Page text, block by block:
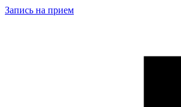
Запись на прием